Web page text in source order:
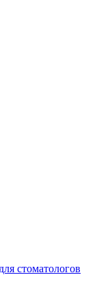
стоматологов